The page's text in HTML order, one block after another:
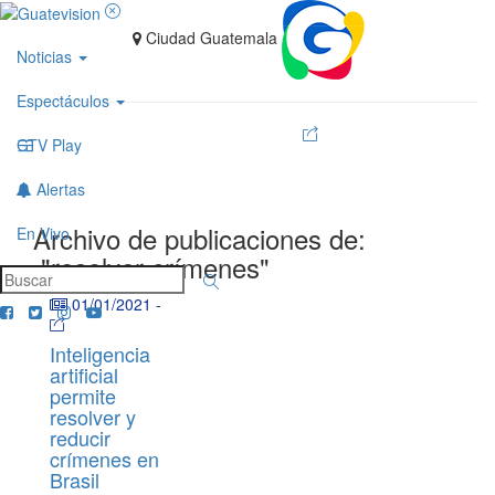
Noticias
Espectáculos
GTV Play
Alertas
En Vivo
Ciudad Guatemala
Archivo de publicaciones de:
"resolver crímenes"
01/01/2021 -
Inteligencia
artificial
permite
resolver y
reducir
crímenes en
Brasil